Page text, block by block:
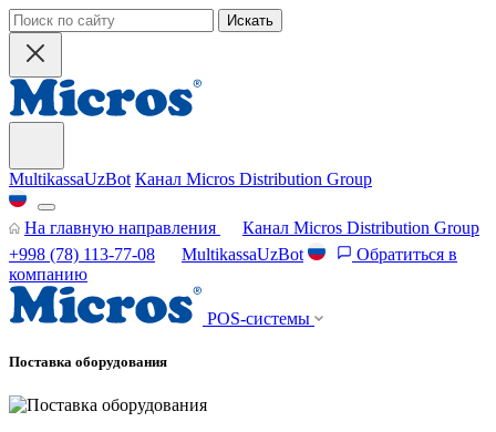
Искать
MultikassaUzBot Канал Micros Distribution Group
На главную направления
Канал Micros Distribution Group
+998 (78) 113-77-08
MultikassaUzBot
Обратиться в
компанию
POS-системы
Поставка оборудования